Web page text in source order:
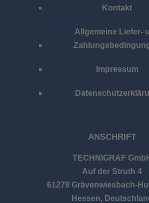
Kontakt
Allgemeine Liefer-
Impressum
ANSCHRIFT
TECHNIGRAF
Auf der Struth 4
61279 Grävenwiesbach-
Hessen,